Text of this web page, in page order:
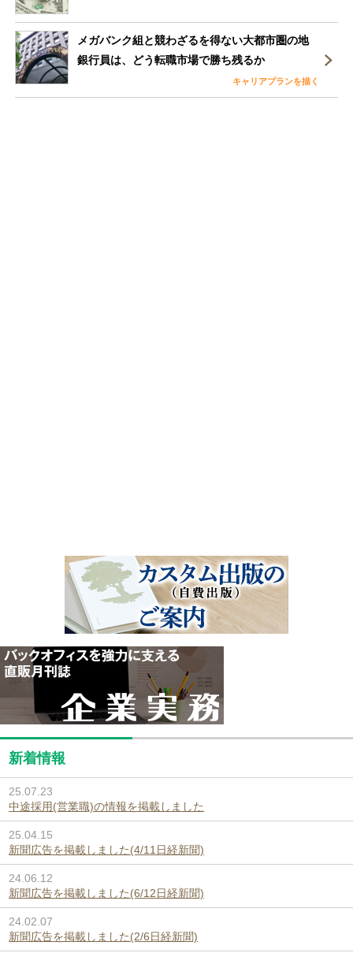
メガバンク組と競わざるを得ない大都市圏の地
銀行員は、どう転職市場で勝ち残るか
キャリアプランを描く
新着情報
25.07.23
中途採用(営業職)の情報を掲載しました
25.04.15
新聞広告を掲載しました(4/11日経新聞)
24.06.12
新聞広告を掲載しました(6/12日経新聞)
24.02.07
新聞広告を掲載しました(2/6日経新聞)